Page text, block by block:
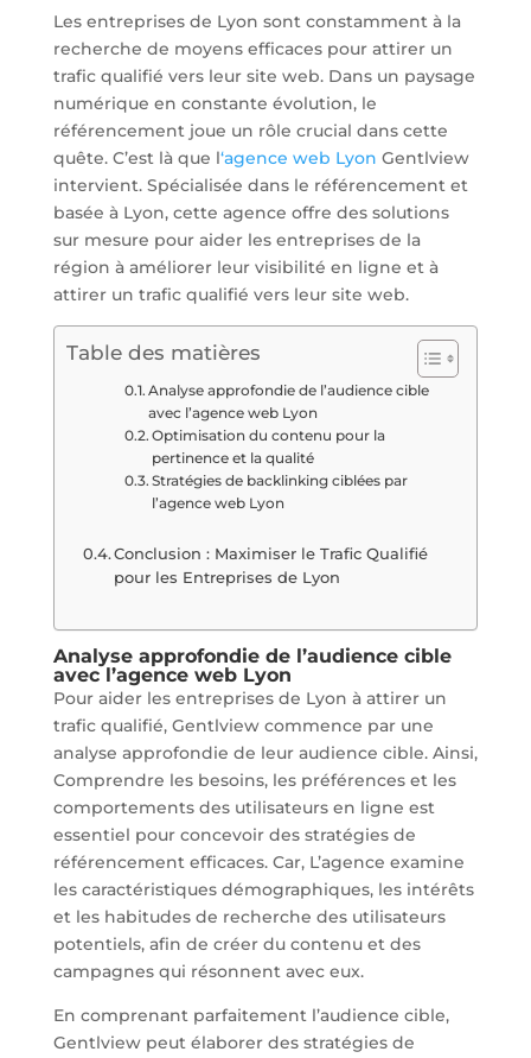
Les entreprises de Lyon sont constamment à la
recherche de moyens efficaces pour attirer un
trafic qualifié vers leur site web. Dans un paysage
numérique en constante évolution, le
référencement joue un rôle crucial dans cette
quête. C’est là que l‘agence web Lyon Gentlview
intervient. Spécialisée dans le référencement et
basée à Lyon, cette agence offre des solutions
sur mesure pour aider les entreprises de la
région à améliorer leur visibilité en ligne et à
attirer un trafic qualifié vers leur site web.
Table des matières
Analyse approfondie de l’audience cible
avec l’agence web Lyon
Optimisation du contenu pour la
pertinence et la qualité
Stratégies de backlinking ciblées par
l’agence web Lyon
Conclusion : Maximiser le Trafic Qualifié
pour les Entreprises de Lyon
Analyse approfondie de l’audience cible
avec l’agence web Lyon
Pour aider les entreprises de Lyon à attirer un
trafic qualifié, Gentlview commence par une
analyse approfondie de leur audience cible. Ainsi,
Comprendre les besoins, les préférences et les
comportements des utilisateurs en ligne est
essentiel pour concevoir des stratégies de
référencement efficaces. Car, L’agence examine
les caractéristiques démographiques, les intérêts
et les habitudes de recherche des utilisateurs
potentiels, afin de créer du contenu et des
campagnes qui résonnent avec eux.
En comprenant parfaitement l’audience cible,
Gentlview peut élaborer des stratégies de